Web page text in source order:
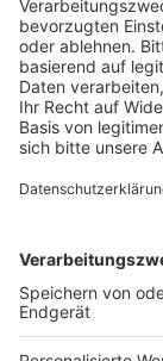
Anzeige
In Kirchherten
noch eine
kommt auch
liegen bei